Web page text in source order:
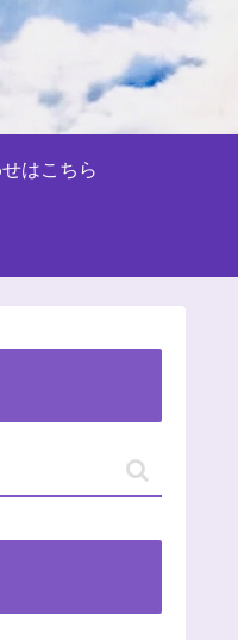
はこちら